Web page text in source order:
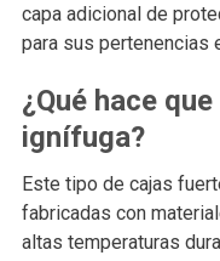
capa adicional de
para sus pertenencias
¿Qué hace
ignífuga?
Este tipo de cajas
fabricadas con
altas temperaturas